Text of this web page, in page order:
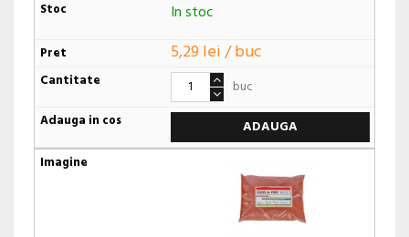
In stoc
5,29 lei / buc
buc
ADAUGA